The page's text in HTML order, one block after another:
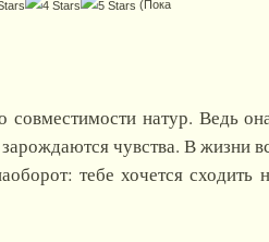
(Пока
совместимости натур. Ведь
чувства. В жизни
тебе хочется сходить